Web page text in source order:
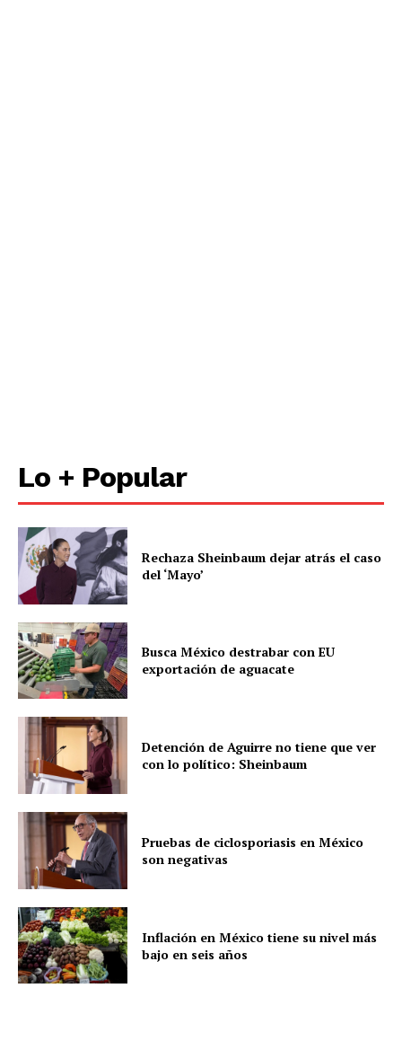
Lo + Popular
Rechaza Sheinbaum dejar atrás el caso
del ‘Mayo’
Busca México destrabar con EU
exportación de aguacate
Detención de Aguirre no tiene que ver
con lo político: Sheinbaum
Pruebas de ciclosporiasis en México
son negativas
Inflación en México tiene su nivel más
bajo en seis años